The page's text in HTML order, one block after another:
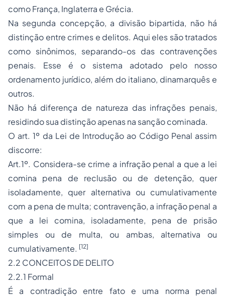
como França, Inglaterra e Grécia.
Na segunda concepção, a divisão bipartida, não há
distinção entre crimes e delitos. Aqui eles são tratados
como sinônimos, separando-os das contravenções
penais. Esse é o sistema adotado pelo nosso
ordenamento jurídico, além do italiano, dinamarquês e
outros.
Não há diferença de natureza das infrações penais,
residindo sua distinção apenas na sanção cominada.
O art. 1º da Lei de Introdução ao Código Penal assim
discorre:
Art.1º. Considera-se crime a infração penal a que a lei
comina pena de reclusão ou de detenção, quer
isoladamente, quer alternativa ou cumulativamente
com a pena de multa; contravenção, a infração penal a
que a lei comina, isoladamente, pena de prisão
simples ou de multa, ou ambas, alternativa ou
cumulativamente. [12]
2.2 CONCEITOS DE DELITO
2.2.1 Formal
É a contradição entre fato e uma norma penal